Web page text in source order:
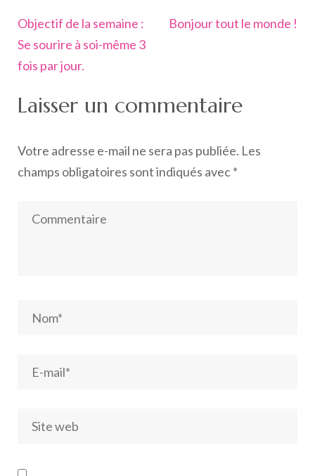
Navigation
de
l’article
Objectif de la semaine :
Se sourire à soi-même 3
fois par jour.
Bonjour tout le monde !
Laisser un commentaire
Votre adresse e-mail ne sera pas publiée. Les
champs obligatoires sont indiqués avec*